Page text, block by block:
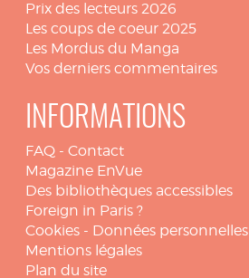
Prix des lecteurs 2026
Les coups de coeur 2025
Les Mordus du Manga
Vos derniers commentaires
INFORMATIONS
FAQ - Contact
Magazine EnVue
Des bibliothèques accessibles
Foreign in Paris ?
Cookies - Données personnelles
Mentions légales
Plan du site